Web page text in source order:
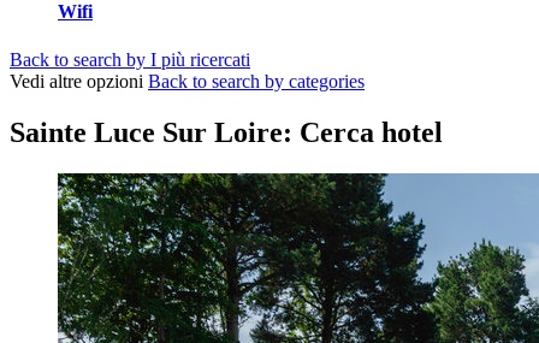
Wifi
Back to search by I più ricercati
Vedi altre opzioni Back to search by categories
Sainte Luce Sur Loire: Cerca hotel